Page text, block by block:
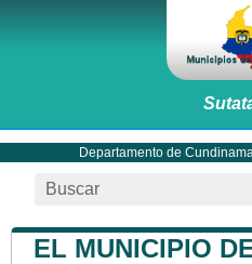
Departamento de
EL MUNICIPIO